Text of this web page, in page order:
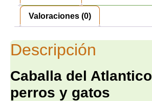
Valoraciones (0)
Descripción
Caballa del
perros y gatos